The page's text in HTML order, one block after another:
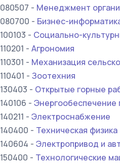
080507 - Менеджмент
080700 - Бизнес-
100103 - Социально-
110201 - Агрономия
110301 - Механизация
110401 - Зоотехния
130403 - Открытые горные
140106 - Энергообеспечение
140211 - Электроснабжение
140400 - Техническая физика
140604 - Электропривод и
150400 - Технологические